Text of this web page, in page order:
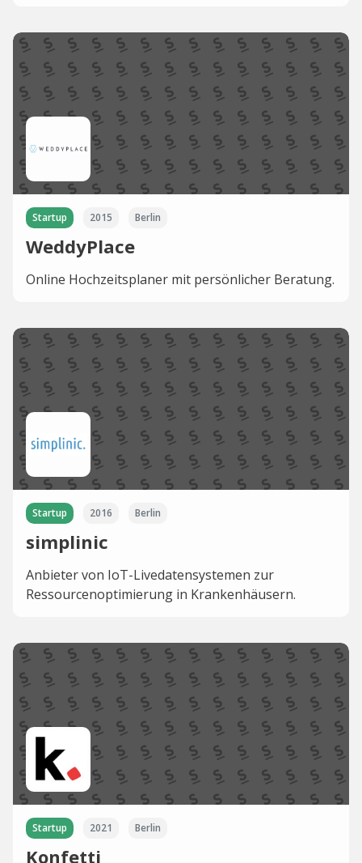
Startup 2015 Berlin
WeddyPlace
Online Hochzeitsplaner mit persönlicher Beratung.
Startup 2016 Berlin
simplinic
Anbieter von IoT-Livedatensystemen zur
Ressourcenoptimierung in Krankenhäusern.
Startup 2021 Berlin
Konfetti